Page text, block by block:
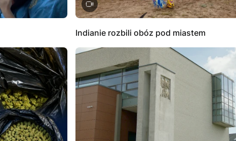
Indianie rozbili obóz pod miastem